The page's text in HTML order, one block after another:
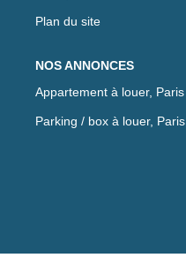
Plan du site
NOS ANNONCES
Appartement à louer, Paris
Parking / box à louer, Paris